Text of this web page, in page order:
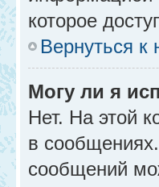
которое
Вернуться к
Могу ли я
Нет. На этой
в
сообщений